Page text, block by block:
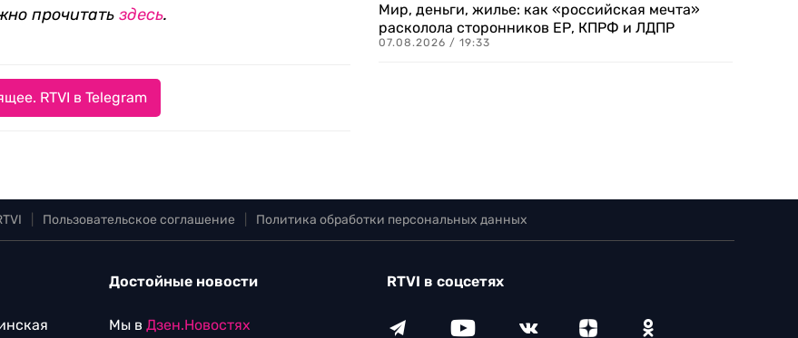
прочитатьздесь.
RTVI в Telegram
Мир, деньги, жилье: как «российская мечта»
расколола сторонников ЕР, КПРФ и ЛДПР
07.08.2026 / 19:33
Пользовательское соглашение Политика обработки персональных данных
Достойные новости
Мы в Дзен.Новостях
RTVI в соцсетях